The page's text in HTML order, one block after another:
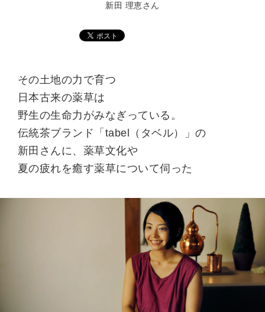
新田 理恵さん
その土地の力で育つ
日本古来の薬草は
野生の生命力がみなぎっている。
伝統茶ブランド「tabel（タベル）」の
新田さんに、薬草文化や
夏の疲れを癒す薬草について伺った